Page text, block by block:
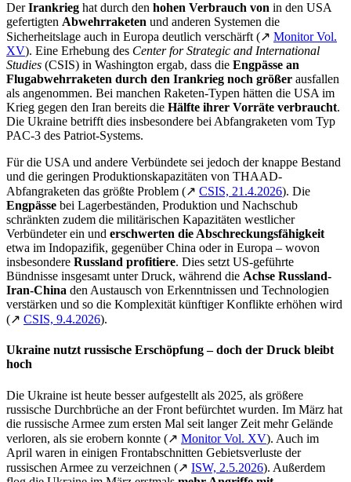
DerIrankrieg hat durch den hohen Verbrauch von in den USA
gefertigten Abwehrraketen und anderen Systemen die
Sicherheitslage auch in Europa deutlich verschärft (↗ Monitor Vol.
XV). Eine Erhebung des Center for Strategic and International
Studies (CSIS) in Washington ergab, dass die Engpässe an
Flugabwehrraketen durch den Irankrieg noch größer ausfallen
als angenommen. Bei manchen Raketen-Typen hätten die USA im
Krieg gegen den Iran bereits die Hälfte ihrer Vorräte verbraucht.
Die Ukraine betrifft dies insbesondere bei Abfangraketen vom Typ
PAC-3 des Patriot-Systems.
Für die USA und andere Verbündete sei jedoch der knappe Bestand
und die geringen Produktionskapazitäten von THAAD-
Abfangraketen das größte Problem (↗ CSIS, 21.4.2026). Die
Engpässe bei Lagerbeständen, Produktion und Nachschub
schränkten zudem die militärischen Kapazitäten westlicher
Verbündeter ein und erschwerten die Abschreckungsfähigkeit
etwa im Indopazifik, gegenüber China oder in Europa – wovon
insbesondere Russland profitiere. Dies setzt US-geführte
Bündnisse insgesamt unter Druck, während die Achse Russland-
Iran-China den Austausch von Erkenntnissen und Technologien
verstärken und so die Komplexität künftiger Konflikte erhöhen wird
(↗ CSIS, 9.4.2026).
Ukraine nutzt russische Erschöpfung – doch der Druck bleibt
hoch
Die Ukraine ist heute besser aufgestellt als 2025, als größere
russische Durchbrüche an der Front befürchtet wurden. Im März hat
die russische Armee zum ersten Mal seit langer Zeit mehr Gelände
verloren, als sie erobern konnte (↗ Monitor Vol. XV). Auch im
April waren in einigen Frontabschnitten Gebietsverluste der
russischen Armee zu verzeichnen (↗ ISW, 2.5.2026). Außerdem